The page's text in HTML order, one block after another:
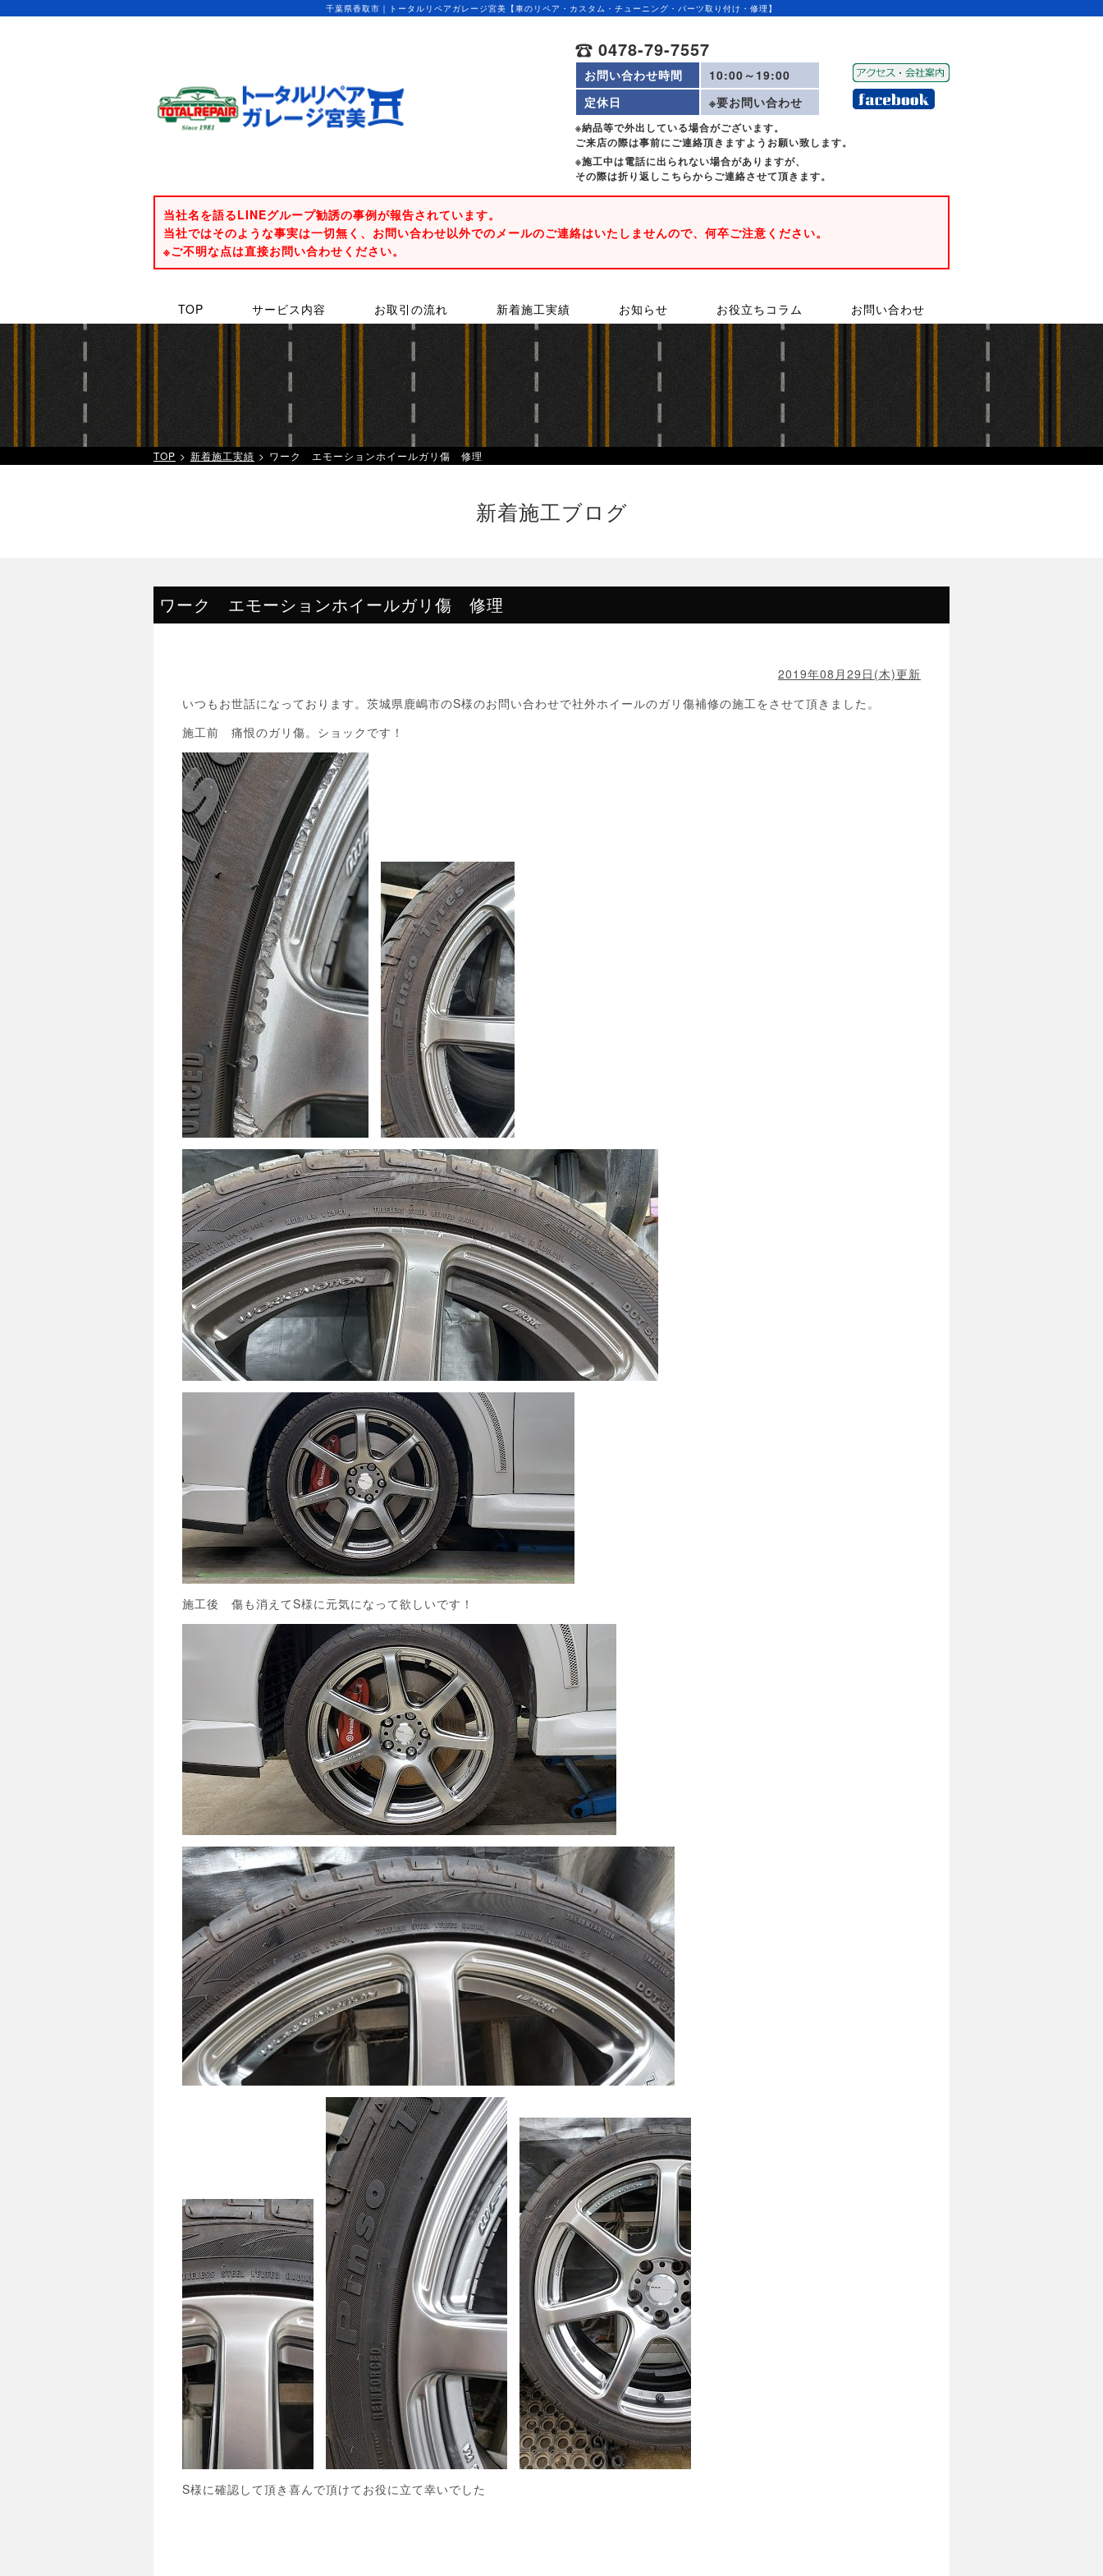
千葉県香取市｜トータルリペアガレージ宮美【車のリペア・カスタム・チューニング・パーツ取り付け・修理】
0478-79-7557
お問い合わせ時間
10:00～19:00
定休日
※要お問い合わせ
※納品等で外出している場合がございます。
ご来店の際は事前にご連絡頂きますようお願い致します。
※施工中は電話に出られない場合がありますが、
その際は折り返しこちらからご連絡させて頂きます。
当社名を語るLINEグループ勧誘の事例が報告されています。
当社ではそのような事実は一切無く、お問い合わせ以外でのメールのご連絡はいたしませんので、何卒ご注意ください。
※ご不明な点は直接お問い合わせください。
TOP サービス内容
ボディコーティング
ホイール修理
ヘッドライトリフレッシュ
持ち込みパーツ
お取引の流れ 新着施工実績 お知らせ お役立ちコラム お問い合わせ
TOP > 新着施工実績 > ワーク エモーションホイールガリ傷 修理
新着施工ブログ
ワーク エモーションホイールガリ傷 修理
2019年08月29日(木)更新
いつもお世話になっております。茨城県鹿嶋市のS様のお問い合わせで社外ホイールのガリ傷補修の施工をさせて頂きました。
施工前 痛恨のガリ傷。ショックです！
施工後 傷も消えてS様に元気になって欲しいです！
S様に確認して頂き喜んで頂けてお役に立て幸いでした